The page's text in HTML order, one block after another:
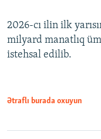
Auto
2026-cı ilin ilk
milyard manatlıq
istehsal edilib.
Ətraflı burada oxuyun